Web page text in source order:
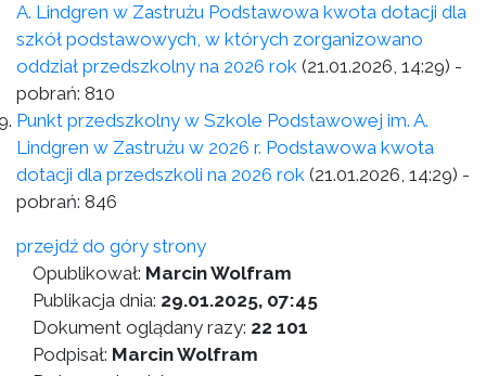
A. Lindgren w Zastrużu Podstawowa kwota dotacji dla
szkół podstawowych, w których zorganizowano
oddział przedszkolny na 2026 rok (21.01.2026, 14:29) -
pobrań: 810
Punkt przedszkolny w Szkole Podstawowej im. A.
Lindgren w Zastrużu w 2026 r. Podstawowa kwota
dotacji dla przedszkoli na 2026 rok (21.01.2026, 14:29) -
pobrań: 846
przejdź do góry strony
Opublikował: Marcin Wolfram
Publikacja dnia: 29.01.2025, 07:45
Dokument oglądany razy: 22 101
Podpisał: Marcin Wolfram